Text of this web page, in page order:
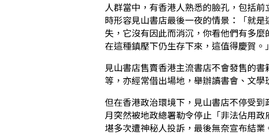
人群當中，有香港人熟悉的臉孔，包括
時形容見山書店最後一夜的情景：「就
失，它沒有因此而消沉，你看他們有多
在這種鎮壓下仍生存下來，這值得慶賀。」
見山書店售賣香港主流書店不會發售的
等，亦經常借出場地，舉辦讀書會、文
但在香港政治環境下，見山書店不停受
月突然被地政總署勒令停止「非法佔用
堪多次遭神秘人投訴，最後無奈宣布結業